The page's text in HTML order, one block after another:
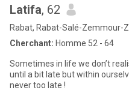
Latifa, 62
Rabat, Rabat-Salé-Zemmour-
Cherchant: Homme 52 - 64
Sometimes in life we don’t
until a bit late but within
never too late !